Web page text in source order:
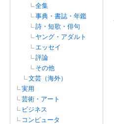
全集
事典・書誌・年鑑
詩・短歌・俳句
ヤング・アダルト
エッセイ
評論
その他
文芸（海外）
実用
芸術・アート
ビジネス
コンピュータ